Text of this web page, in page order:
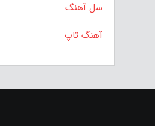
سل آهنگ
آهنگ تاپ